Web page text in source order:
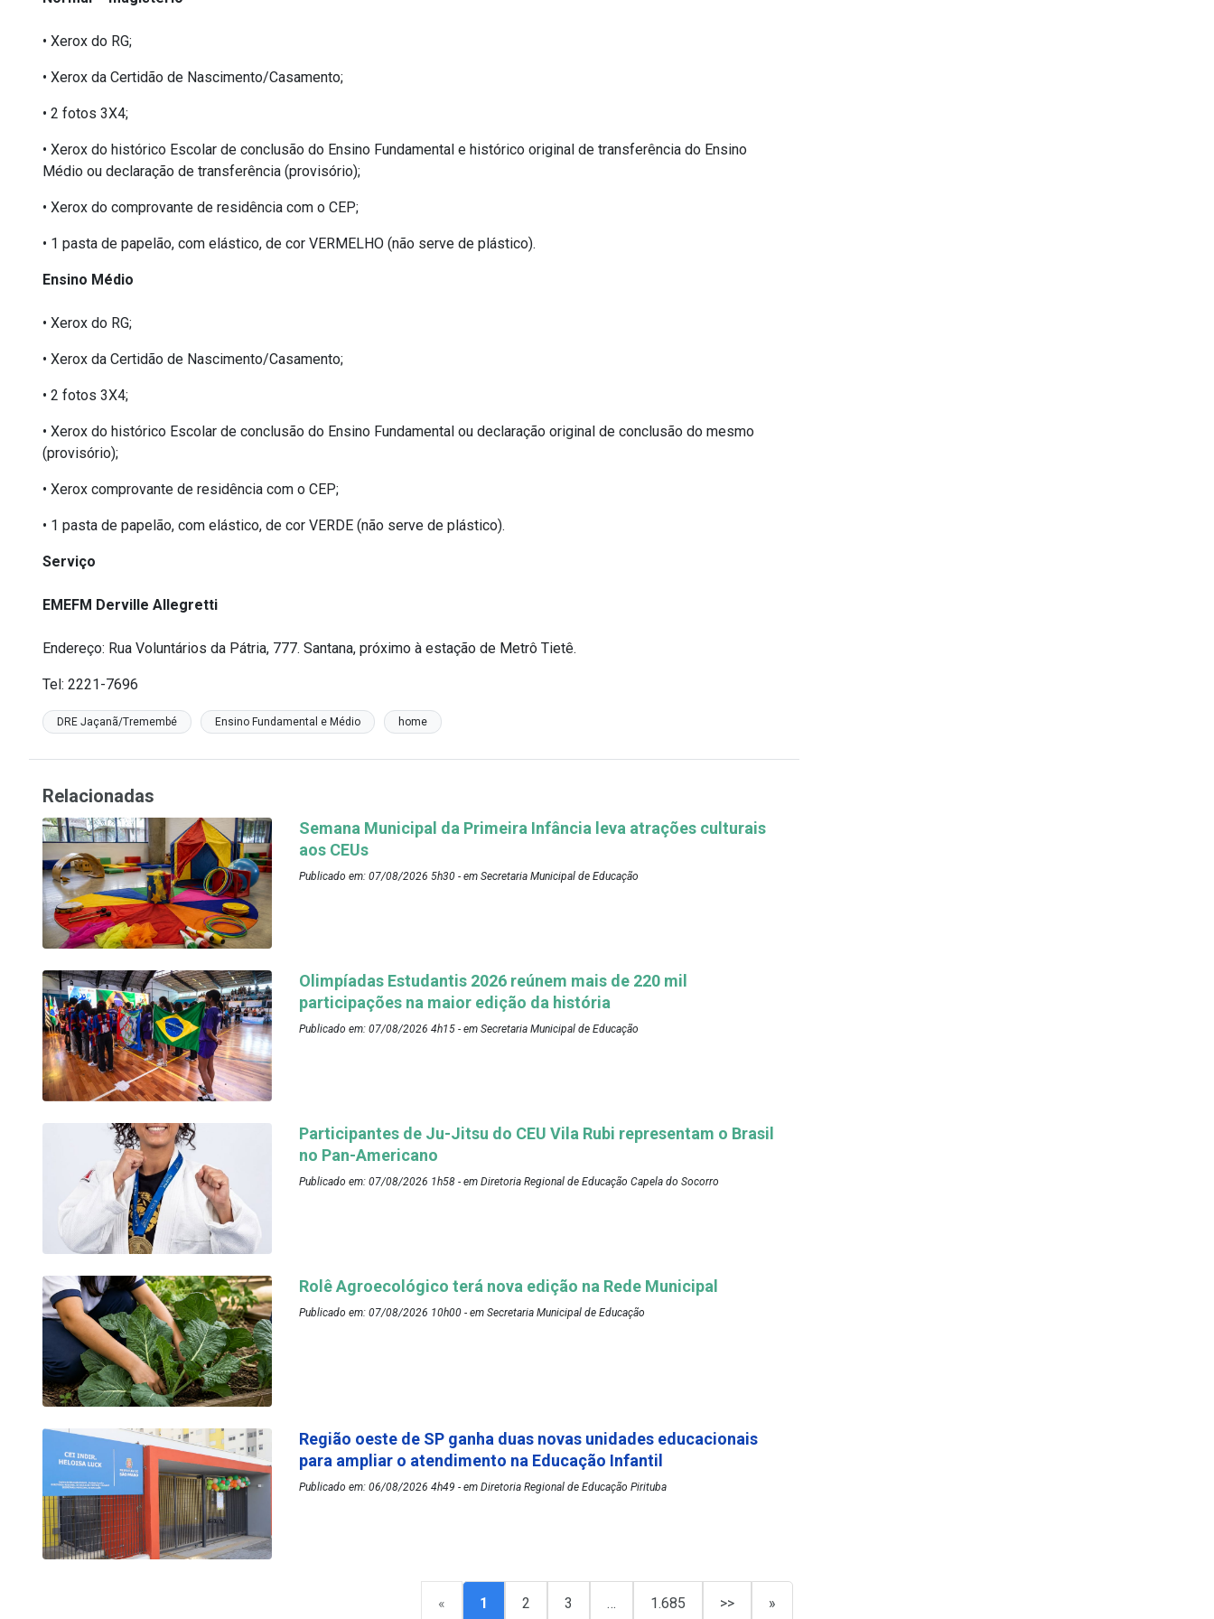
• Xerox do RG;
• Xerox da Certidão de Nascimento/Casamento;
• 2 fotos 3X4;
• Xerox do histórico Escolar de conclusão do Ensino Fundamental e histórico original de transferência do Ensino
Médio ou declaração de transferência (provisório);
• Xerox do comprovante de residência com o CEP;
• 1 pasta de papelão, com elástico, de cor VERMELHO (não serve de plástico).
Ensino Médio
• Xerox do RG;
• Xerox da Certidão de Nascimento/Casamento;
• 2 fotos 3X4;
• Xerox do histórico Escolar de conclusão do Ensino Fundamental ou declaração original de conclusão do mesmo
(provisório);
• Xerox comprovante de residência com o CEP;
• 1 pasta de papelão, com elástico, de cor VERDE (não serve de plástico).
Serviço
EMEFM Derville Allegretti
Endereço: Rua Voluntários da Pátria, 777. Santana, próximo à estação de Metrô Tietê.
Tel: 2221-7696
DRE Jaçanã/Tremembé Ensino Fundamental e Médio home
Relacionadas
Semana Municipal da Primeira Infância leva atrações culturais
aos CEUs
Publicado em: 07/08/2026 5h30 - em Secretaria Municipal de Educação
Olimpíadas Estudantis 2026 reúnem mais de 220 mil
participações na maior edição da história
Publicado em: 07/08/2026 4h15 - em Secretaria Municipal de Educação
Participantes de Ju-Jitsu do CEU Vila Rubi representam o Brasil
no Pan-Americano
Publicado em: 07/08/2026 1h58 - em Diretoria Regional de Educação Capela do Socorro
Rolê Agroecológico terá nova edição na Rede Municipal
Publicado em: 07/08/2026 10h00 - em Secretaria Municipal de Educação
Região oeste de SP ganha duas novas unidades educacionais
para ampliar o atendimento na Educação Infantil
Publicado em: 06/08/2026 4h49 - em Diretoria Regional de Educação Pirituba
« 1 2 3 … 1.685 >> »